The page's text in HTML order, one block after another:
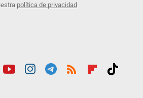
política de privacidad